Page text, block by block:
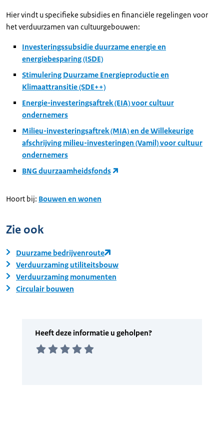
Hier vindt u specifieke subsidies en financiële regelingen voor
het verduurzamen van cultuurgebouwen:
Investeringssubsidie duurzame energie en
energiebesparing (ISDE)
Stimulering Duurzame Energieproductie en
Klimaattransitie (SDE++)
Energie-investeringsaftrek (EIA) voor cultuur
ondernemers
Milieu-investeringsaftrek (MIA) en de Willekeurige
afschrijving milieu-investeringen (Vamil) voor cultuur
ondernemers
BNG duurzaamheidsfonds
Hoort bij: Bouwen en wonen
Zie ook
Duurzame bedrijvenroute
Verduurzaming utiliteitsbouw
Verduurzaming monumenten
Circulair bouwen